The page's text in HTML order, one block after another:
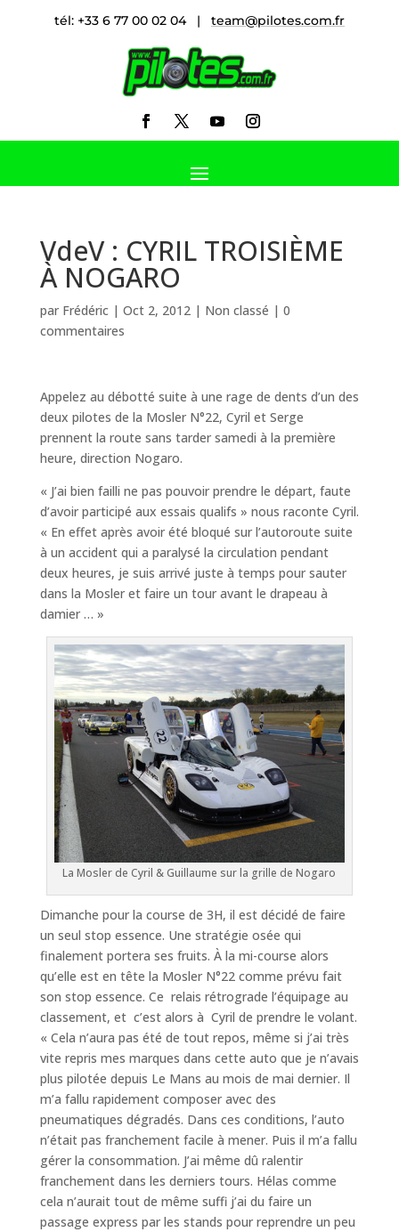
tél: +33 6 77 00 02 04 | team@pilotes.com.fr
VdeV : CYRIL TROISIÈME
À NOGARO
par Frédéric| Oct 2, 2012| Non classé | 0
commentaires
Appelez au débotté suite à une rage de dents d’un des
deux pilotes de la Mosler N°22, Cyril et Serge
prennent la route sans tarder samedi à la première
heure, direction Nogaro.
« J’ai bien failli ne pas pouvoir prendre le départ, faute
d’avoir participé aux essais qualifs » nous raconte Cyril.
« En effet après avoir été bloqué sur l’autoroute suite
à un accident qui a paralysé la circulation pendant
deux heures, je suis arrivé juste à temps pour sauter
dans la Mosler et faire un tour avant le drapeau à
damier … »
La Mosler de Cyril & Guillaume sur la grille de Nogaro
Dimanche pour la course de 3H, il est décidé de faire
un seul stop essence. Une stratégie osée qui
finalement portera ses fruits. À la mi-course alors
qu’elle est en tête la Mosler N°22 comme prévu fait
son stop essence. Ce relais rétrograde l’équipage au
classement, et c’est alors à Cyril de prendre le volant.
« Cela n’aura pas été de tout repos, même si j’ai très
vite repris mes marques dans cette auto que je n’avais
plus pilotée depuis Le Mans au mois de mai dernier. Il
m’a fallu rapidement composer avec des
pneumatiques dégradés. Dans ces conditions, l’auto
n’était pas franchement facile à mener. Puis il m’a fallu
gérer la consommation. J’ai même dû ralentir
franchement dans les derniers tours. Hélas comme
cela n’aurait tout de même suffi j’ai du faire un
passage express par les stands pour reprendre un peu